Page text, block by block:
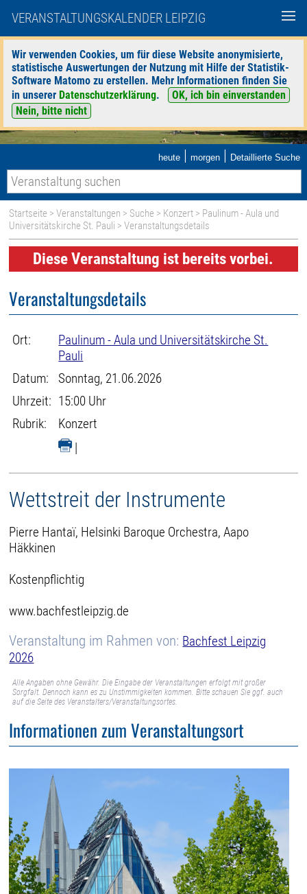
VERANSTALTUNGSKALENDER LEIPZIG
Wir verwenden Cookies, um für diese Website anonymisierte,
statistische Auswertungen der Nutzung mit Hilfe der Statistik-
Software Matomo zu erstellen. Mehr Informationen finden Sie
in unserer Datenschutzerklärung.
OK, ich bin einverstanden
Nein, bitte nicht
heute | morgen | Detaillierte Suche
Startseite >Veranstaltungen > Suche > Konzert > Paulinum - Aula und
Universitätskirche St. Pauli > Veranstaltungsdetails
Diese Veranstaltung ist bereits vorbei.
Veranstaltungsdetails
Ort:
Paulinum - Aula und Universitätskirche St.
Pauli
Datum:
Sonntag, 21.06.2026
Uhrzeit: 15:00 Uhr
Rubrik:
Konzert
|
Wettstreit der Instrumente
Pierre Hantaï, Helsinki Baroque Orchestra, Aapo
Häkkinen
Kostenpflichtig
www.bachfestleipzig.de
Veranstaltung im Rahmen von: Bachfest Leipzig
2026
Alle Angaben ohne Gewähr. Die Eingabe der Veranstaltungen erfolgt mit großer
Sorgfalt. Dennoch kann es zu Unstimmigkeiten kommen. Bitte schauen Sie ggf. auch
auf die Seite des Veranstalters/Veranstaltungsortes.
Informationen zum Veranstaltungsort